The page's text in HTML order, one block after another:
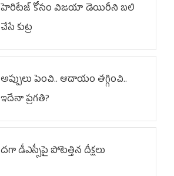
హెరిటేజ్ కోసం విజయా డెయిరీని బలి
చేసే కుట్ర‌
అప్పులు పెంచి.. ఆదాయం తగ్గించి..
ఇదేనా ప్రగతి?
దగా డీఎస్సీపై పోటెత్తిన దీక్షలు